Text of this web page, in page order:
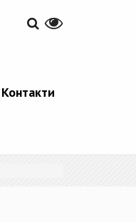
Контакти